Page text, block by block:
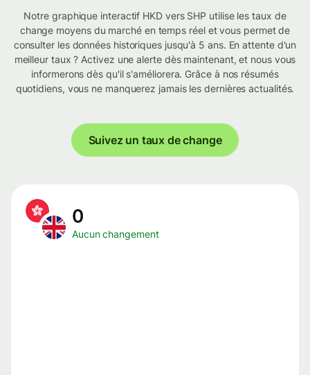
Notre graphique interactif HKD vers SHP utilise les taux de
change moyens du marché en temps réel et vous permet de
consulter les données historiques jusqu'à 5 ans. En attente d'un
meilleur taux ? Activez une alerte dès maintenant, et nous vous
informerons dès qu'il s'améliorera. Grâce à nos résumés
quotidiens, vous ne manquerez jamais les dernières actualités.
Suivez un taux de change
0
Aucun changement